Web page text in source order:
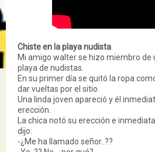
Chiste en la playa nudista
Mi amigo walter se hizo miembro de
playa de nudistas.
En su primer día se quitó la ropa
dar vueltas por el sitio.
Una linda joven apareció y él
erección.
La chica notó su erección e
dijo:
-¿Me ha llamado señor..??